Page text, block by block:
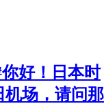
好！日本时
机场，请问那